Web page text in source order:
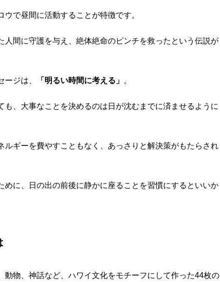
で昼間に活動することが特徴です。
人間に守護を与え、絶体絶命のピンチを救ったという伝説が
ジは、 「明るい時間に考える」 。
も、大事なことを決めるのは日が沈むまでに済ませるように
ルギーを費やすこともなく、あっさりと解決策がもたらされ
めに、日の出の前後に静かに座ることを習慣にするといいか
動物、神話など、ハワイ文化をモチーフにして作った44枚の